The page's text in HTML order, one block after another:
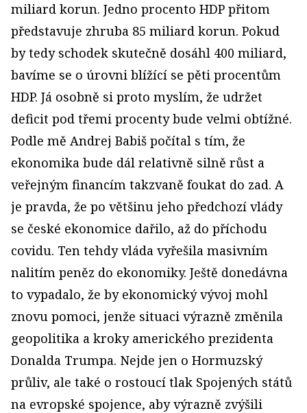
miliard korun. Jedno procento HDP přitom
představuje zhruba 85 miliard korun. Pokud
by tedy schodek skutečně dosáhl 400 miliard,
bavíme se o úrovni blížící se pěti procentům
HDP. Já osobně si proto myslím, že udržet
deficit pod třemi procenty bude velmi obtížné.
Podle mě Andrej Babiš počítal s tím, že
ekonomika bude dál relativně silně růst a
veřejným financím takzvaně foukat do zad. A
je pravda, že po většinu jeho předchozí vlády
se české ekonomice dařilo, až do příchodu
covidu. Ten tehdy vláda vyřešila masivním
nalitím peněz do ekonomiky. Ještě donedávna
to vypadalo, že by ekonomický vývoj mohl
znovu pomoci, jenže situaci výrazně změnila
geopolitika a kroky amerického prezidenta
Donalda Trumpa. Nejde jen o Hormuzský
průliv, ale také o rostoucí tlak Spojených států
na evropské spojence, aby výrazně zvýšili